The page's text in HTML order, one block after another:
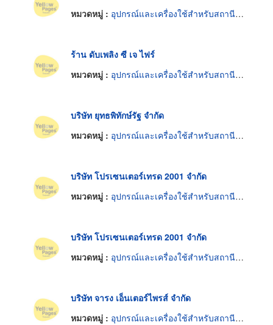
หมวดหมู่ : อุปกรณ์และเครื่องใช้สำหรับสถานีดับเพลิง
ร้าน ดับเพลิง ซี เจ ไฟร์
หมวดหมู่ : อุปกรณ์และเครื่องใช้สำหรับสถานีดับเพลิง
บริษัท ยุทธพิทักษ์รัฐ จำกัด
หมวดหมู่ : อุปกรณ์และเครื่องใช้สำหรับสถานีดับเพลิง
บริษัท โปรเซนเตอร์เทรด 2001 จำกัด
หมวดหมู่ : อุปกรณ์และเครื่องใช้สำหรับสถานีดับเพลิง
บริษัท โปรเซนเตอร์เทรด 2001 จำกัด
หมวดหมู่ : อุปกรณ์และเครื่องใช้สำหรับสถานีดับเพลิง
บริษัท จารง เอ็นเตอร์ไพรส์ จำกัด
หมวดหมู่ : อุปกรณ์และเครื่องใช้สำหรับสถานีดับเพลิง